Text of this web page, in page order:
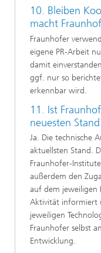
10. Bleiben
macht
Fraunhofer
eigene PR-Arbeit
damit
ggf. nur so
erkennbar wird.
11. Ist
neuesten
Ja. Die technische
aktuellsten Stand.
Fraunhofer-
außerdem den
auf dem jeweiligen
Aktivität informiert
jeweiligen
Fraunhofer selbst
Entwicklung.